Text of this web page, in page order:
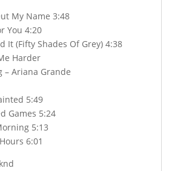
My Name 3:48
You 4:20
It (Fifty Shades Of Grey) 4:38
Harder
– Ariana Grande
5:49
Games 5:24
5:13
6:01